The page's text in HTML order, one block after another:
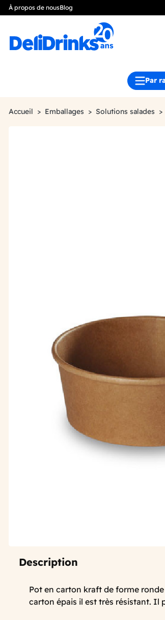
À propos de nousBlog
Par
Accueil Emballages Solutions salades
Description
Pot en carton kraft de forme
carton épais il est très résistant. Il